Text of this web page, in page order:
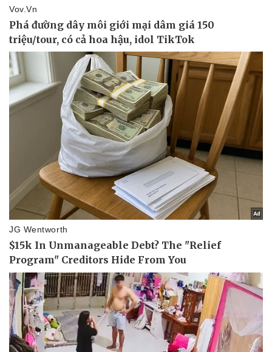
Pháp luật
Vụ án
Tin nóng
Tư vấn luật
Quân sự - Quốc phòng
Vũ khí
Việt Nam
Phân tích